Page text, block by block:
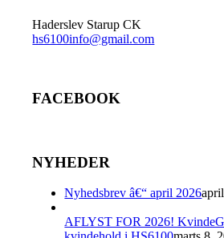
Haderslev Starup CK
hs6100info@gmail.com
FACEBOOK
NYHEDER
Nyhedsbrev â€“ april 2026
AFLYST FOR 2026!